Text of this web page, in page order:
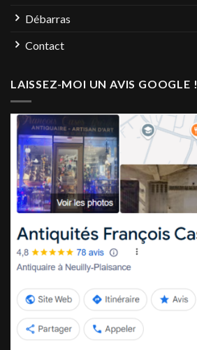
Débarras
Contact
LAISSEZ-MOI UN AVIS GOOGLE !